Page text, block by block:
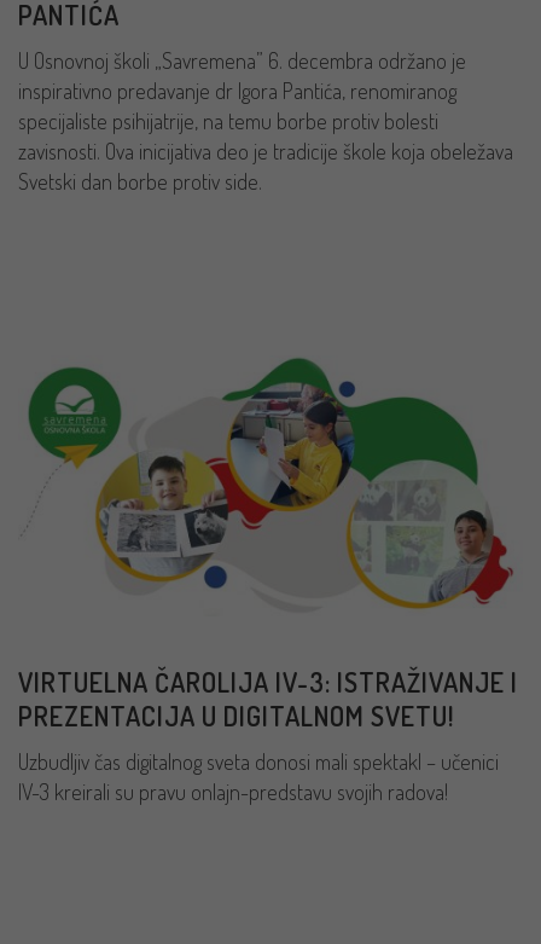
PANTIĆA
U Osnovnoj školi „Savremena” 6. decembra održano je
inspirativno predavanje dr Igora Pantića, renomiranog
specijaliste psihijatrije, na temu borbe protiv bolesti
zavisnosti. Ova inicijativa deo je tradicije škole koja obeležava
Svetski dan borbe protiv side.
VIRTUELNA ČAROLIJA IV-3: ISTRAŽIVANJE I
PREZENTACIJA U DIGITALNOM SVETU!
Uzbudljiv čas digitalnog sveta donosi mali spektakl – učenici
IV-3 kreirali su pravu onlajn-predstavu svojih radova!